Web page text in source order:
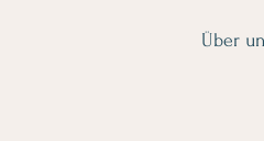
Über